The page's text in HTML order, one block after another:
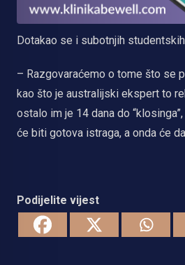
Dotakao se i subotnjih
– Razgovaraćemo o tome što se
kao što je australijski ekspert to
ostalo im je 14 dana do
će biti gotova istraga, a onda će
Podijelite vijest